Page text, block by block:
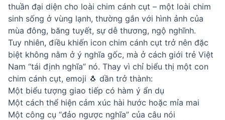
thuần đại diện cho loài chim cánh cụt – một loài chim
sinh sống ở vùng lạnh, thường gắn với hình ảnh của
mùa đông, băng tuyết, sự dễ thương, ngộ nghĩnh.
Tuy nhiên, điều khiến icon chim cánh cụt trở nên đặc
biệt không nằm ở ý nghĩa gốc, mà ở cách giới trẻ Việt
Nam “tái định nghĩa” nó. Thay vì chỉ biểu thị một con
chim cánh cụt, emoji 🐧 dần trở thành:
Một biểu tượng giao tiếp có hàm ý ẩn dụ
Một cách thể hiện cảm xúc hài hước hoặc mỉa mai
Một công cụ “đảo ngược nghĩa” của câu nói